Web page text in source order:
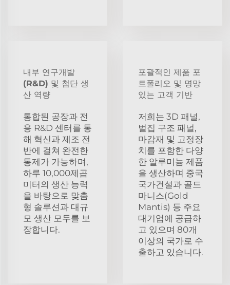
내부 연구개발
(R&D) 및 첨단 생
산 역량
통합된 공장과 전
용 R&D 센터를 통
해 혁신과 제조 전
반에 걸쳐 완전한
통제가 가능하며,
하루 10,000제곱
미터의 생산 능력
을 바탕으로 맞춤
형 솔루션과 대규
모 생산 모두를 보
장합니다.
포괄적인 제품 포
트폴리오 및 명망
있는 고객 기반
저희는 3D 패널,
벌집 구조 패널,
마감재 및 고정장
치를 포함한 다양
한 알루미늄 제품
을 생산하며 중국
국가건설과 골드
마니스(Gold
Mantis) 등 주요
대기업에 공급하
고 있으며 80개
이상의 국가로 수
출하고 있습니다.